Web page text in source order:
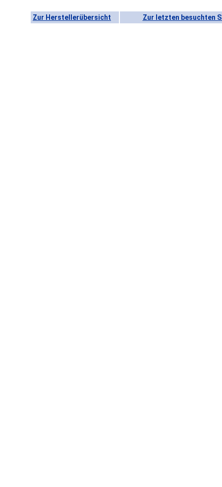
Zur Herstellerübersicht Zur letzten besuchten